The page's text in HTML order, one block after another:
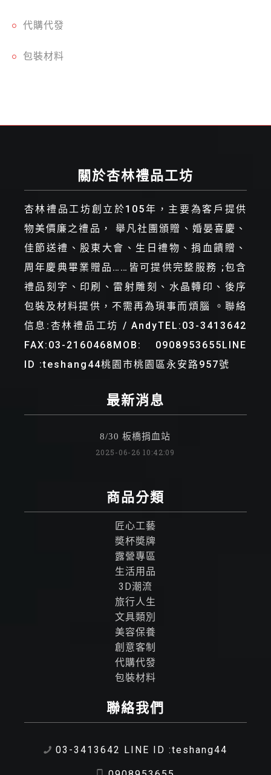
代購代發
包裝材料
關於杏林禮品工坊
杏林禮品工坊創立於105年，主要為客戶提供
物美價廉之禮品， 舉凡社團頒贈、婚晏喜慶、
佳節送禮、股東大會、生日禮物、捐血饋贈、
周年慶典畢業贈品……皆可提供完整服務 ;包含
禮品刻字、印刷、雷射雕刻、水晶轉印、後序
包裝及材料提供，不需再為瑣事而煩腦 。聯絡
信息:杏林禮品工坊 / AndyTEL:03-3413642
FAX:03-2160468MOB: 0908953655LINE
ID :teshang44桃園市桃園區永安路957號
最新消息
8/30 板橋捐血站
2025-06-26 10:42:09
商品分類
匠心工藝
奬杯奬牌
露營專區
生活用品
3D潮流
旅行人生
文具類別
美容保養
創意客制
代購代發
包裝材料
聯絡我們
03-3413642 LINE ID :teshang44